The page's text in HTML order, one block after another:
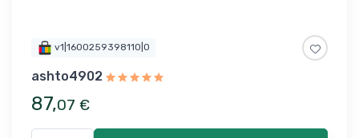
v1|1600259398110|0
ashto4902
87,07 €